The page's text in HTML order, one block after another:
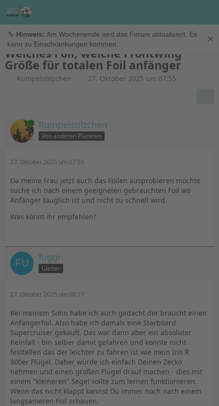
🔧 Hinweis: Am Wochenende wird das Forum aktualisiert. Es
kann zu Einschränkungen kommen.
✕
Foils & Finnen
Welches Foil, welche Frontwing
Größe für totalen Foil anfänger
Rumpelstilzchen 27. Oktober 2025 um 07:55
Online Rumpelstilzchen
Von anderen Planeten
27. Oktober 2025 um 07:55
Da meine Frau jetzt auch das Foilen ausprobieren möchte
suche ich nach einem geeigneten gebrauchten Foil wo
Anfänger tauglich ist und nicht zu schnell wird.
Was könnt ihr empfehlen?
fuggi
Gleiter
27. Oktober 2025 um 08:17
Bei meinem Sohn habe ich auch gedacht der braucht einen
Anfängerfoil. Also habe ich damals eine Starboard
Supercruiser gekauft. Das war dann aber ein absoluter
Reinfall - bin selber damit gefahren und konnte nicht
festtellen das der leichter zu fahren ist wie mein Iris R
800er Flügel. Daher würde ich einfach Deinen Zecko
nehmen und einen großen Flügel drauf machen - dies mit
einem "kleineren" Segel sollte zum lernen funktionieren.
Wenn das nicht klappt kannst Du immer noch nach einem
langsameren Foil schauen.